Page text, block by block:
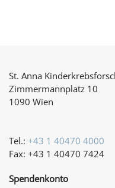
St. Anna
Zimmermannplatz 10
1090 Wien
Tel.: +43 1 40470 4000
Fax: +43 1 40470 7424
Spendenkonto